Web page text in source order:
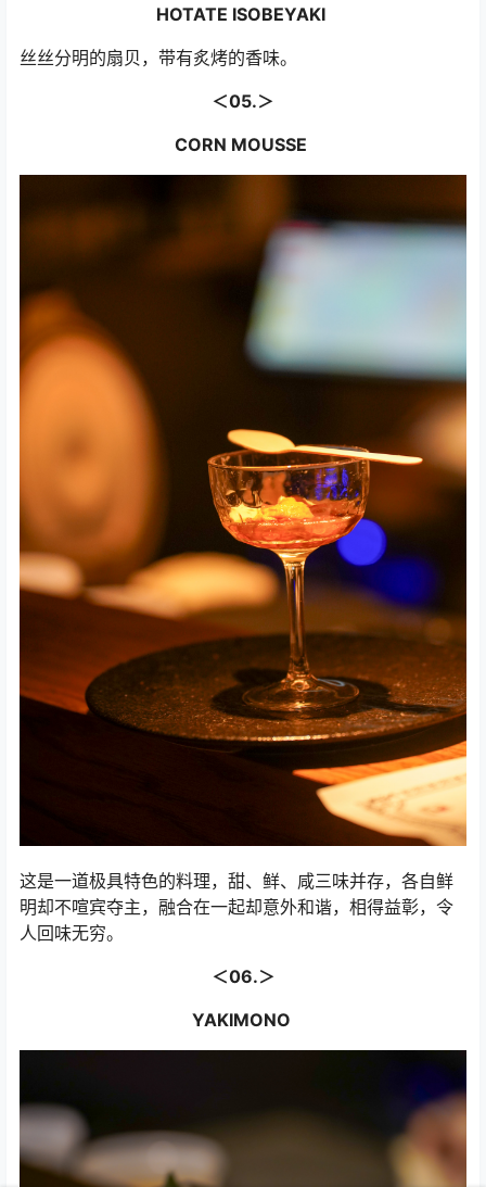
HOTATE ISOBEYAKI
丝丝分明的扇贝，带有炙烤的香味。
＜05.＞
CORN MOUSSE
这是一道极具特色的料理，甜、鲜、咸三味并存，各自鲜
明却不喧宾夺主，融合在一起却意外和谐，相得益彰，令
人回味无穷。
＜06.＞
YAKIMONO